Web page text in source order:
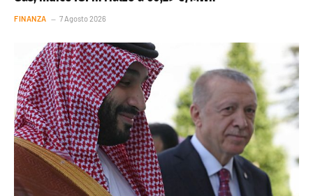
FINANZA 7 Agosto 2026